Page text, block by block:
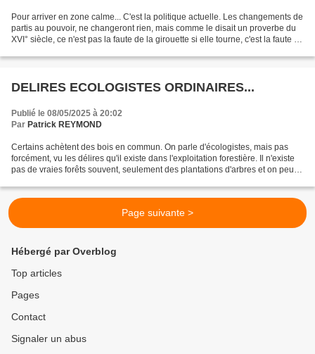
Pour arriver en zone calme... C'est la politique actuelle. Les changements de
partis au pouvoir, ne changeront rien, mais comme le disait un proverbe du
XVI° siècle, ce n'est pas la faute de la girouette si elle tourne, c'est la faute du
DELIRES ECOLOGISTES ORDINAIRES...
Publié le 08/05/2025 à 20:02
Par Patrick REYMOND
Certains achètent des bois en commun. On parle d'écologistes, mais pas
forcément, vu les délires qu'il existe dans l'exploitation forestière. Il n'existe
pas de vraies forêts souvent, seulement des plantations d'arbres et on peut
Page suivante >
Hébergé par Overblog
Top articles
Pages
Contact
Signaler un abus